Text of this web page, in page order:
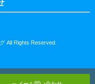
All Rights Reserved.